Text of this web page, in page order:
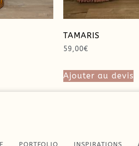
TAMARIS
59,00€
Ajouter au devis
PORTFOLIO INSPIRATIONS